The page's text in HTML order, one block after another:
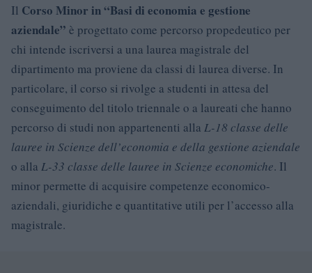
Il Corso Minor in “Basi di economia e gestione
aziendale” è progettato come percorso propedeutico per
chi intende iscriversi a una laurea magistrale del
dipartimento ma proviene da classi di laurea diverse. In
particolare, il corso si rivolge a studenti in attesa del
conseguimento del titolo triennale o a laureati che hanno
percorso di studi non appartenenti alla L-18 classe delle
lauree in Scienze dell’economia e della gestione aziendale
o alla L-33 classe delle lauree in Scienze economiche. Il
minor permette di acquisire competenze economico-
aziendali, giuridiche e quantitative utili per l’accesso alla
magistrale.